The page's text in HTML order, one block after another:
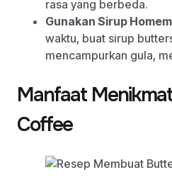
rasa yang berbeda.
Gunakan Sirup
waktu, buat sirup
mencampurkan gula,
Manfaat
Coffee